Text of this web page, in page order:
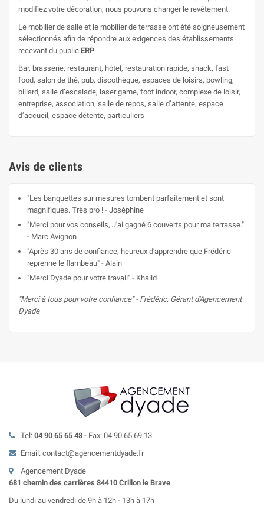
modifiez votre décoration, nous pouvons changer le revêtement.
Le mobilier de salle et le mobilier de terrasse ont été soigneusement
sélectionnés afin de répondre aux exigences des établissements
recevant du public ERP.
Bar, brasserie, restaurant, hôtel, restauration rapide, snack, fast
food, salon de thé, pub, discothèque, espaces de loisirs, bowling,
billard, salle d’escalade, laser game, foot indoor, complexe de loisir,
entreprise, association, salle de repos, salle d’attente, espace
d’accueil, espace détente, particuliers
Avis de clients
"Les banquettes sur mesures tombent parfaitement et sont
magnifiques. Très pro ! - Joséphine
"Merci pour vos conseils, J'ai gagné 6 couverts pour ma terrasse."
- Marc Avignon
"Après 30 ans de confiance, heureux d'apprendre que Frédéric
reprenne le flambeau" - Alain
"Merci Dyade pour votre travail" - Khalid
"Merci à tous pour votre confiance" - Frédéric, Gérant d'Agencement
Dyade
Tel: 04 90 65 65 48 - Fax: 04 90 65 69 13
Email: contact@agencementdyade.fr
Agencement Dyade
681 chemin des carrières 84410 Crillon le Brave
Du lundi au vendredi de 9h à 12h - 13h à 17h